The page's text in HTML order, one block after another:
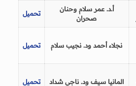
أ.د. عمر سلام وحنان
صحران
تحميل
نجلاء أحمد ود. نجيب سلام تحميل
المانيا سيف ود. ناجي شداد تحميل